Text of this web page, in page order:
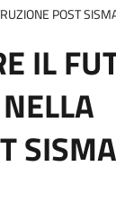
POST
IL